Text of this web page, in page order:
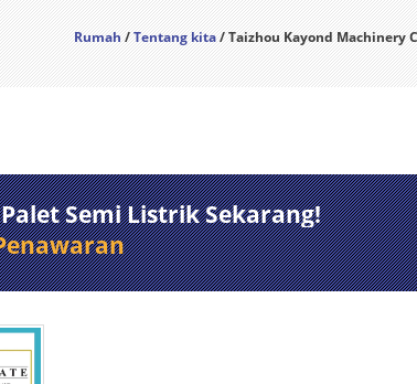
Rumah/Tentang kita/ Taizhou Kayond Machinery
Semi Listrik Sekarang!